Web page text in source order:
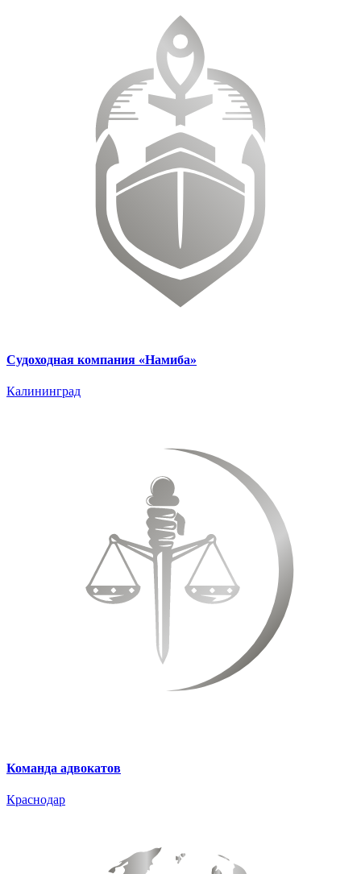
Судоходная компания «Намиба»
Калининград
Команда адвокатов
Краснодар